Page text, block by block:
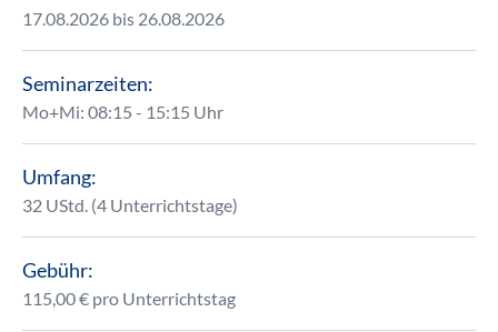
17.08.2026 bis 26.08.2026
Seminarzeiten:
Mo+Mi: 08:15 - 15:15 Uhr
Umfang:
32 UStd. (4 Unterrichtstage)
Gebühr:
115,00 € pro Unterrichtstag